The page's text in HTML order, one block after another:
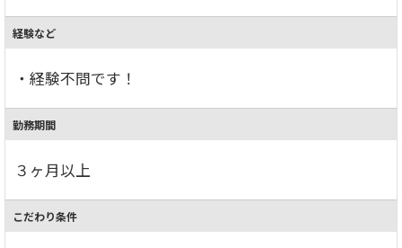
経験など
・経験不問です！
勤務期間
３ヶ月以上
こだわり条件